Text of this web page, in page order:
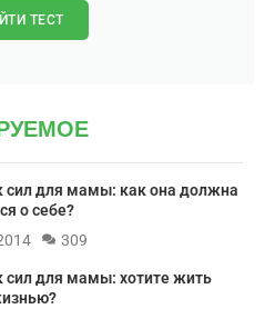
ТЕСТ
сил для мамы: как она должна
о себе?
309
сил для мамы: хотите жить